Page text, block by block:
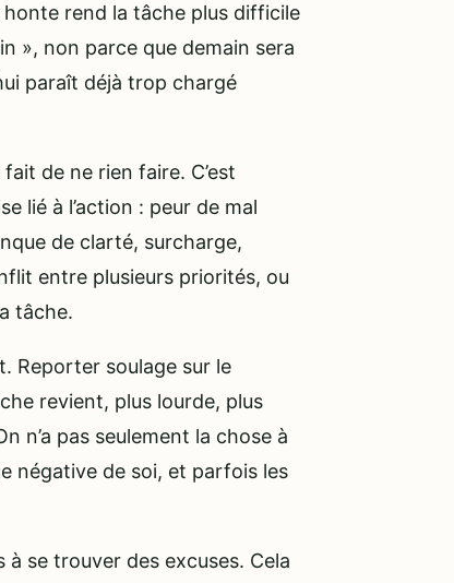
rend la tâche plus difficile
», non parce que demain sera
paraît déjà trop chargé
de ne rien faire. C’est
lié à l’action : peur de mal
de clarté, surcharge,
entre plusieurs priorités, ou
tâche.
Reporter soulage sur le
revient, plus lourde, plus
n’a pas seulement la chose à
négative de soi, et parfois les
se trouver des excuses. Cela